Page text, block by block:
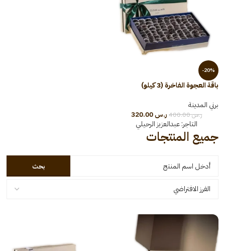
-20%
باقة العجوة الفاخرة (3 كيلو)
برني المدينة
ر.س400.00 ر.س320.00
التاجر:عبدالعزيز الرحيلي
جميع المنتجات